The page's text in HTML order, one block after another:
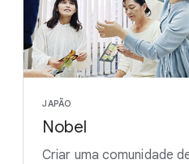
JAPÃO
Nobel
Criar uma comunidade